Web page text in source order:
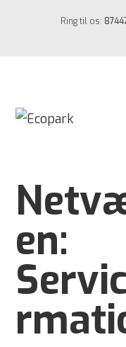
Ring til os:
en: